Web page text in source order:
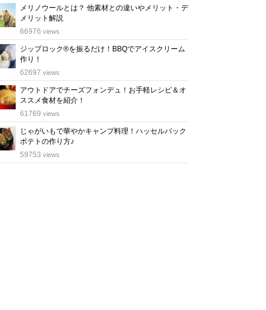
メリノウールとは？ 他素材との違いやメリット・デ
メリット解説
66976 views
ジップロック®を振るだけ！BBQでアイスクリーム
作り！
62697 views
アウトドアでチーズフォンデュ！お手軽レシピ＆オ
ススメ食材を紹介！
61769 views
じゃがいもで華やかキャンプ料理！ハッセルバック
ポテトの作り方♪
59753 views